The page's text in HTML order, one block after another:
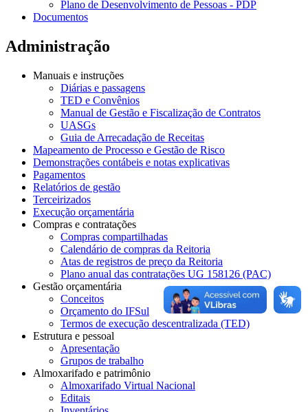
Plano de Desenvolvimento de Pessoas - PDP
Documentos
Administração
Manuais e instruções
Diárias e passagens
TED e Convênios
Manual de Gestão e Fiscalização de Contratos
UASGs
Guia de Arrecadação de Receitas
Mapeamento de Processo e Gestão de Risco
Demonstrações contábeis e notas explicativas
Pagamentos
Relatórios de gestão
Terceirizados
Execução orçamentária
Compras e contratações
Compras compartilhadas
Calendário de compras da Reitoria
Atas de registros de preço da Reitoria
Plano anual das contratações UG 158126 (PAC)
Gestão orçamentária
Conceitos
Orçamento do IFSul
Termos de execução descentralizada (TED)
Estrutura e pessoal
Apresentação
Grupos de trabalho
Almoxarifado e patrimônio
Almoxarifado Virtual Nacional
Editais